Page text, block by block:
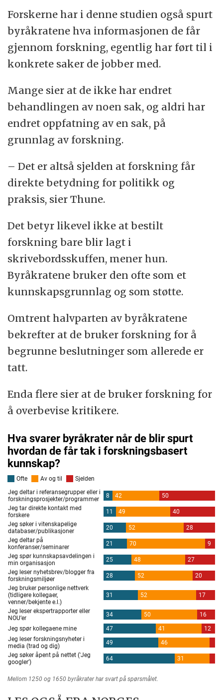
Forskerne har i denne studien også spurt
byråkratene hva informasjonen de får
gjennom forskning, egentlig har ført til i
konkrete saker de jobber med.
Mange sier at de ikke har endret
behandlingen av noen sak, og aldri har
endret oppfatning av en sak, på
grunnlag av forskning.
– Det er altså sjelden at forskning får
direkte betydning for politikk og
praksis, sier Thune.
Det betyr likevel ikke at bestilt
forskning bare blir lagt i
skrivebordsskuffen, mener hun.
Byråkratene bruker den ofte som et
kunnskapsgrunnlag og som støtte.
Omtrent halvparten av byråkratene
bekrefter at de bruker forskning for å
begrunne beslutninger som allerede er
tatt.
Enda flere sier at de bruker forskning for
å overbevise kritikere.